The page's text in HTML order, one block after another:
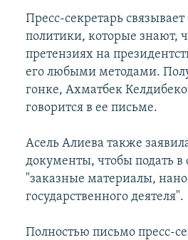
Пресс-секретарь
политики, которые знают,
претензиях на
его любыми методами.
гонке, Ахматбек
говорится в ее письме.
Асель Алиева также
документы, чтобы подать в
"заказные материалы,
государственного деятеля".
Полностью письмо пресс-